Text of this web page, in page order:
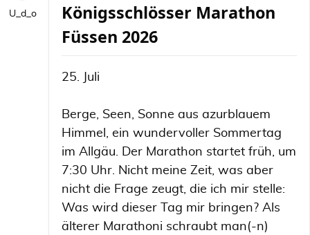
U_d_o
Königsschlösser Marathon
Füssen 2026
25. Juli
Berge, Seen, Sonne aus azurblauem
Himmel, ein wundervoller Sommertag
im Allgäu. Der Marathon startet früh, um
7:30 Uhr. Nicht meine Zeit, was aber
nicht die Frage zeugt, die ich mir stelle:
Was wird dieser Tag mir bringen? Als
älterer Marathoni schraubt man(-n)